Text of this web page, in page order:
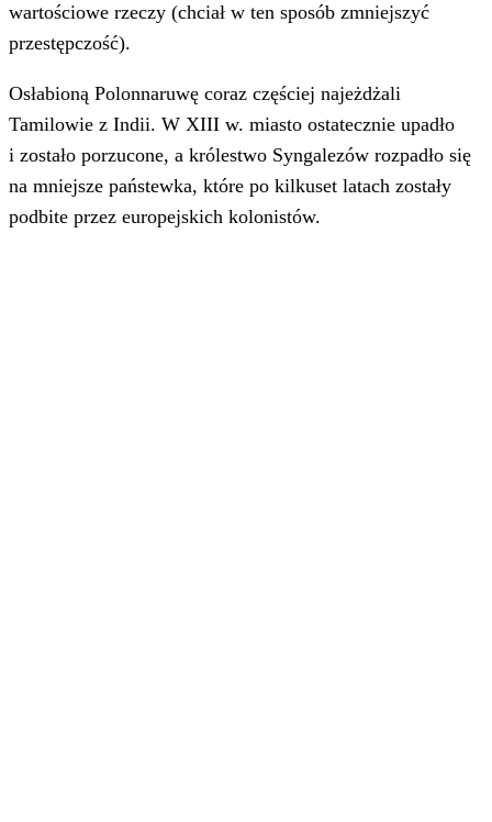
wartościowe rzeczy (chciał w ten sposób zmniejszyć
przestępczość).
Osłabioną Polonnaruwę coraz częściej najeżdżali
Tamilowie z Indii. W XIII w. miasto ostatecznie upadło
i zostało porzucone, a królestwo Syngalezów rozpadło się
na mniejsze państewka, które po kilkuset latach zostały
podbite przez europejskich kolonistów.